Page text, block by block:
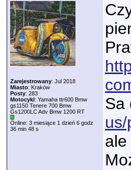
Zarejestrowany: Jul 2018
Miasto: Kraków
Posty: 283
Motocykl: Yamaha ttr600 Bmw
gs1150 Tenere 700 Bmw
Gs1200LC Adv Bmw 1200 RT
Online: 3 miesiące 1 dzień 6 godz
36 min 48 s
Sa